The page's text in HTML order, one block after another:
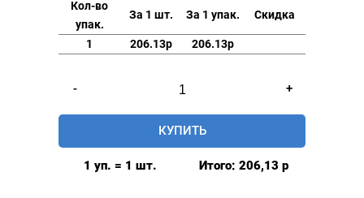
Кол-во
упак.
За 1 шт. За 1 упак. Скидка
1 206.13р 206.13р
-
товара
Люверсы
глянцевые
+
КУПИТЬ
1 уп. = 1 шт. Итого: 206,13 р